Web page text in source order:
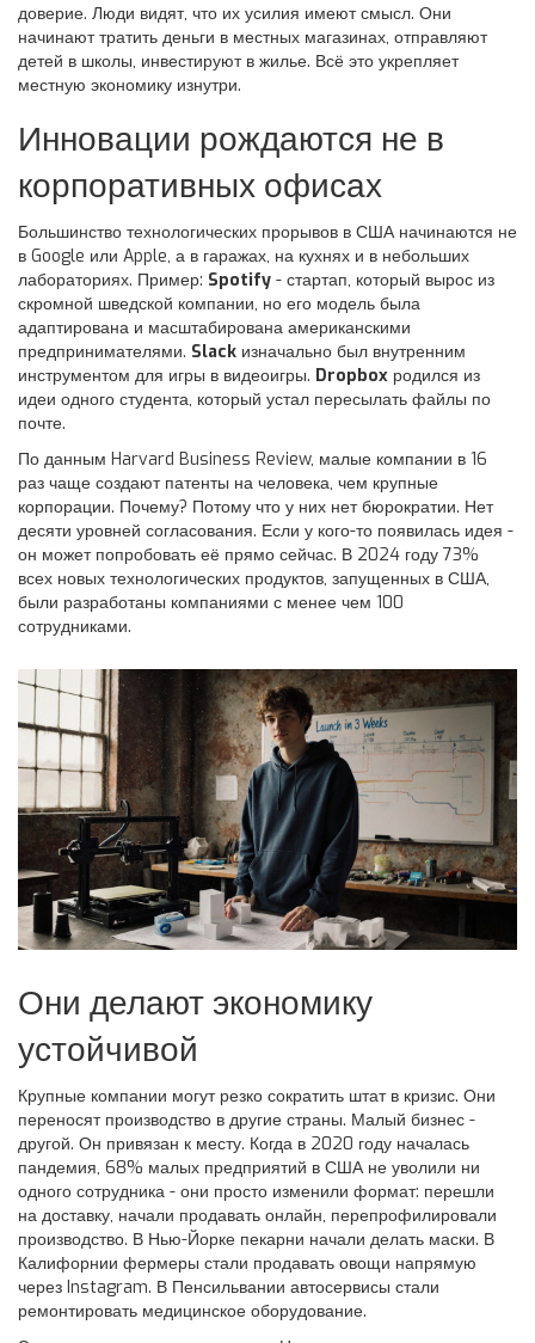
доверие. Люди видят, что их усилия имеют смысл. Они
начинают тратить деньги в местных магазинах, отправляют
детей в школы, инвестируют в жилье. Всё это укрепляет
местную экономику изнутри.
Инновации рождаются не в
корпоративных офисах
Большинство технологических прорывов в США начинаются не
в Google или Apple, а в гаражах, на кухнях и в небольших
лабораториях. Пример: Spotify - стартап, который вырос из
скромной шведской компании, но его модель была
адаптирована и масштабирована американскими
предпринимателями. Slack изначально был внутренним
инструментом для игры в видеоигры. Dropbox родился из
идеи одного студента, который устал пересылать файлы по
почте.
По данным Harvard Business Review, малые компании в 16
раз чаще создают патенты на человека, чем крупные
корпорации. Почему? Потому что у них нет бюрократии. Нет
десяти уровней согласования. Если у кого-то появилась идея -
он может попробовать её прямо сейчас. В 2024 году 73%
всех новых технологических продуктов, запущенных в США,
были разработаны компаниями с менее чем 100
сотрудниками.
Они делают экономику
устойчивой
Крупные компании могут резко сократить штат в кризис. Они
переносят производство в другие страны. Малый бизнес -
другой. Он привязан к месту. Когда в 2020 году началась
пандемия, 68% малых предприятий в США не уволили ни
одного сотрудника - они просто изменили формат: перешли
на доставку, начали продавать онлайн, перепрофилировали
производство. В Нью-Йорке пекарни начали делать маски. В
Калифорнии фермеры стали продавать овощи напрямую
через Instagram. В Пенсильвании автосервисы стали
ремонтировать медицинское оборудование.